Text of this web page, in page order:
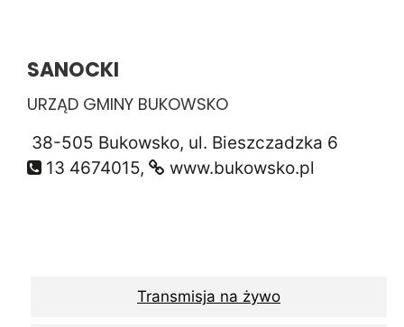
SANOCKI
URZĄD GMINY BUKOWSKO
38-505 Bukowsko, ul. Bieszczadzka 6
13 4674015,
www.bukowsko.pl
Transmisja na żywo